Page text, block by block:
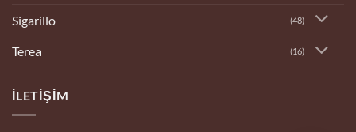
Sigarillo (48)
Terea (16)
İLETIŞIM